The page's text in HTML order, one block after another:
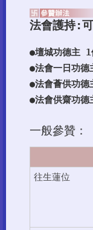
法會護持:
●壇城功德主 1
●法會一日功
●法會薈供功
●法會供齋功
一般參贊：
往生蓮位